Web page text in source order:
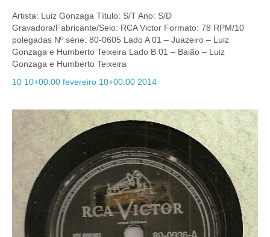
Artista: Luiz Gonzaga Título: S/T Ano: S/D
Gravadora/Fabricante/Selo: RCA Victor Formato: 78 RPM/10
polegadas Nº série: 80-0605 Lado A 01 – Juazeiro – Luiz
Gonzaga e Humberto Teixeira Lado B 01 – Baião – Luiz
Gonzaga e Humberto Teixeira
10 10+00:00 fevereiro 10+00:00 2014